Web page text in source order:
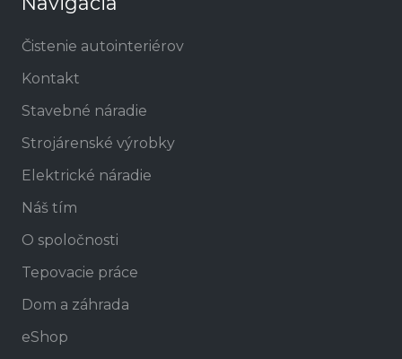
Čistenie autointeriérov
Kontakt
Stavebné náradie
Strojárenské výrobky
Elektrické náradie
Náš tím
O spoločnosti
Tepovacie práce
Dom a záhrada
eShop